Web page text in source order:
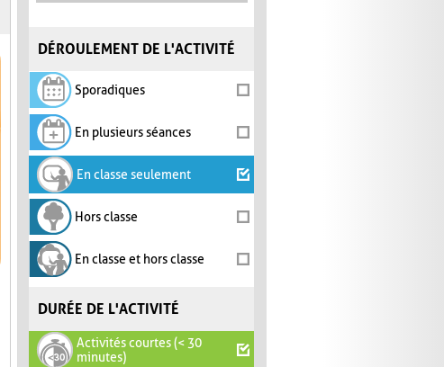
DÉROULEMENT DE L'ACTIVITÉ
Sporadiques
En plusieurs séances
En classe seulement
Hors classe
En classe et hors classe
DURÉE DE L'ACTIVITÉ
Activités courtes (< 30
minutes)